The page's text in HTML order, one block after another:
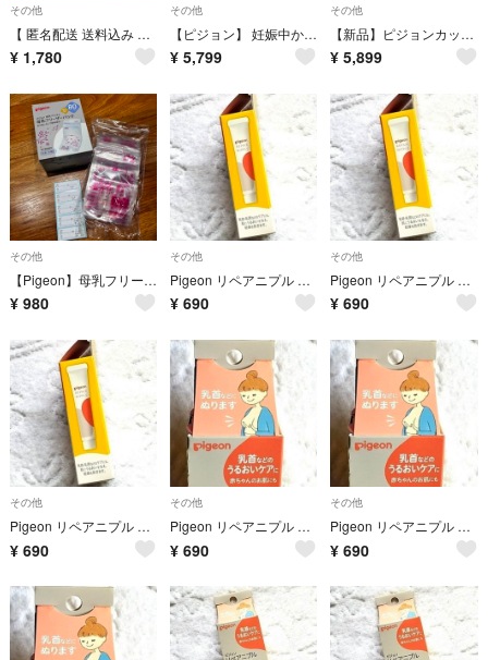
その他
【 匿名配送 送料込み 未使用 】 ピジョン マイピー ヘアー セット
¥ 1,780
その他
【ピジョン】 妊娠中から使える 骨盤ベルト 履くタイプ Ｍサイズ 黒
¥ 5,799
その他
【新品】ピジョンカップホルダー
¥ 5,899
その他
【Pigeon】母乳フリーザーパック 80ml 25枚入り
¥ 980
その他
Pigeon リペアニプル 1本
¥ 690
その他
Pigeon リペアニプル 1本
¥ 690
その他
Pigeon リペアニプル 1本
¥ 690
その他
Pigeon リペアニプル 1本
¥ 690
その他
Pigeon リペアニプル 1本
¥ 690